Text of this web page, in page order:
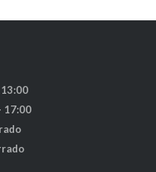
13:00
17:00